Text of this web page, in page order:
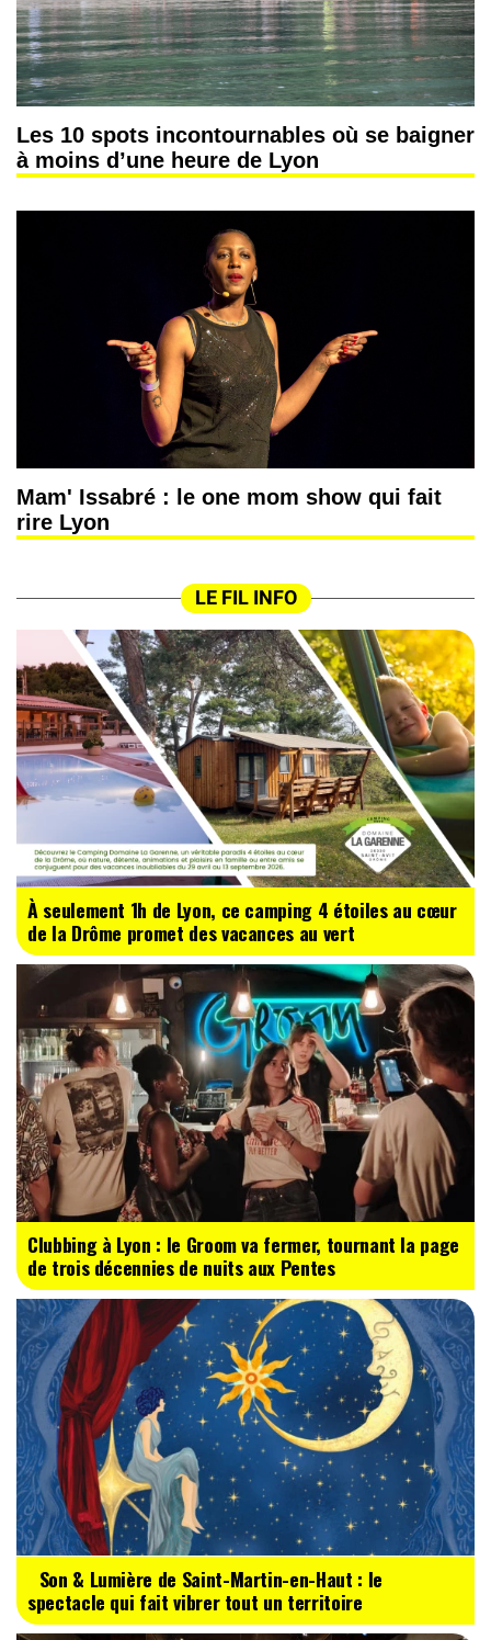
Les 10 spots incontournables où se baigner
à moins d’une heure de Lyon
Mam' Issabré : le one mom show qui fait
rire Lyon
LE FIL INFO
À seulement 1h de Lyon, ce camping 4 étoiles au cœur
de la Drôme promet des vacances au vert
Clubbing à Lyon : le Groom va fermer, tournant la page
de trois décennies de nuits aux Pentes
Son & Lumière de Saint-Martin-en-Haut : le
spectacle qui fait vibrer tout un territoire